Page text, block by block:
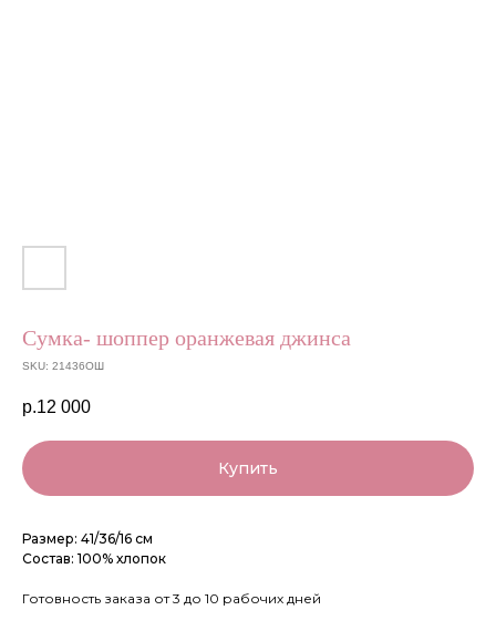
Сумка- шоппер оранжевая джинса
SKU: 21436ОШ
р.12 000
Купить
Размер: 41/36/16 см
Состав: 100% хлопок
Готовность заказа от 3 до 10 рабочих дней